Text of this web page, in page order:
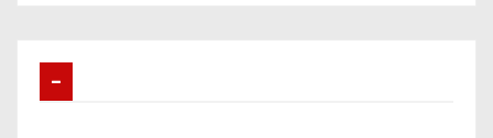
–